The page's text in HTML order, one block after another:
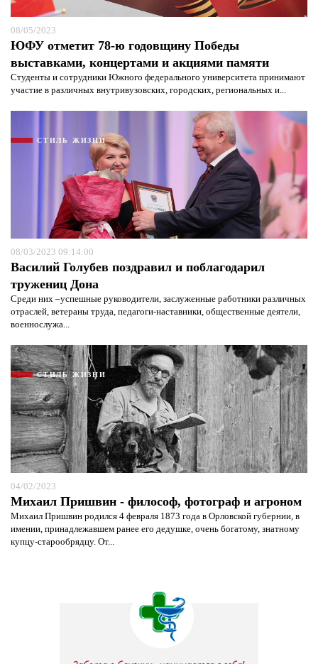
08/05/2023
ЮФУ отметит 78-ю годовщину Победы
выставками, концертами и акциями памяти
Студенты и сотрудники Южного федерального университета принимают
участие в различных внутривузовских, городских, региональных и...
СТИЛЬ ЖИЗНИ
08/03/2023 09:14:00
Василий Голубев поздравил и поблагодарил
тружениц Дона
Среди них –успешные руководители, заслуженные работники различных
отраслей, ветераны труда, педагоги-наставники, общественные деятели,
военнослужа...
СТИЛЬ ЖИЗНИ
04/02/2023
Михаил Пришвин - философ, фотограф и агроном
Михаил Пришвин родился 4 февраля 1873 года в Орловской губернии, в
имении, принадлежавшем ранее его дедушке, очень богатому, знатному
купцу-старообрядцу. От...